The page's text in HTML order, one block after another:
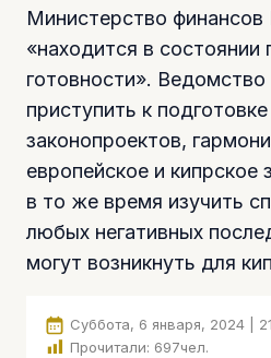
Министерство финансов
«находится в
готовности».
приступить к
законопроектов,
европейское и кипрское
в то же время изучить
любых негативных
могут возникнуть для
Суббота, 6 января, 2024 |
Прочитали: 697чел.